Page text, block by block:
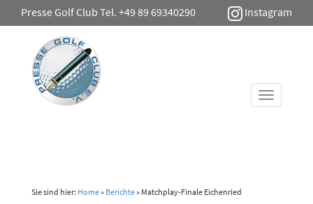
Presse Golf Club Tel. +49 89 69340290 Instagram
Toggle
Sie sind hier: Home» Berichte» Matchplay-Finale Eichenried